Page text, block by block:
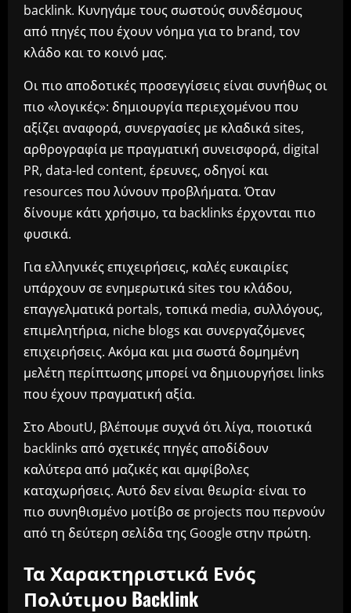
backlink. Κυνηγάμε τους σωστούς συνδέσμους
από πηγές που έχουν νόημα για το brand, τον
κλάδο και το κοινό μας.
Οι πιο αποδοτικές προσεγγίσεις είναι συνήθως οι
πιο «λογικές»: δημιουργία περιεχομένου που
αξίζει αναφορά, συνεργασίες με κλαδικά sites,
αρθρογραφία με πραγματική συνεισφορά, digital
PR, data-led content, έρευνες, οδηγοί και
resources που λύνουν προβλήματα. Όταν
δίνουμε κάτι χρήσιμο, τα backlinks έρχονται πιο
φυσικά.
Για ελληνικές επιχειρήσεις, καλές ευκαιρίες
υπάρχουν σε ενημερωτικά sites του κλάδου,
επαγγελματικά portals, τοπικά media, συλλόγους,
επιμελητήρια, niche blogs και συνεργαζόμενες
επιχειρήσεις. Ακόμα και μια σωστά δομημένη
μελέτη περίπτωσης μπορεί να δημιουργήσει links
που έχουν πραγματική αξία.
Στο AboutU, βλέπουμε συχνά ότι λίγα, ποιοτικά
backlinks από σχετικές πηγές αποδίδουν
καλύτερα από μαζικές και αμφίβολες
καταχωρήσεις. Αυτό δεν είναι θεωρία· είναι το
πιο συνηθισμένο μοτίβο σε projects που περνούν
από τη δεύτερη σελίδα της Google στην πρώτη.
Τα Χαρακτηριστικά Ενός
Πολύτιμου Backlink